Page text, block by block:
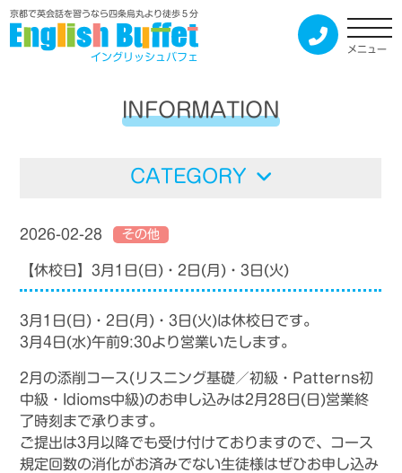
京都で英会話を習うなら四条烏丸より徒歩５分
イングリッシュバフェ
メニュー
INFORMATION
CATEGORY
2026-02-28 その他
【休校日】3月1日(日)・2日(月)・3日(火)
3月1日(日)・2日(月)・3日(火)は休校日です。
3月4日(水)午前9:30より営業いたします。
2月 の添削コース(リスニング基礎／初級・ Patterns初
中級・Idioms中級)のお申し込みは2月28日(日)営業終
了時刻まで承ります。
ご提出は3月以降でも受け付けておりますので、 コース
規定回数の消化がお済みでない生徒様はぜひお申し込み